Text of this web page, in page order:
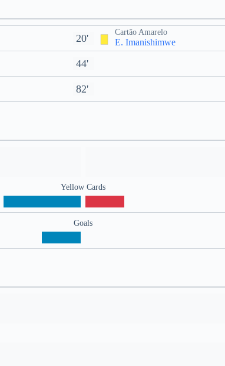
20'
Cartão Amarelo
E. Imanishimwe
44'
82'
Yellow Cards
Goals